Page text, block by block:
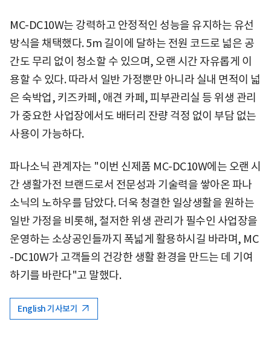
MC-DC10W는 강력하고 안정적인 성능을 유지하는 유선
방식을 채택했다. 5m 길이에 달하는 전원 코드로 넓은 공
간도 무리 없이 청소할 수 있으며, 오랜 시간 자유롭게 이
용할 수 있다. 따라서 일반 가정뿐만 아니라 실내 면적이 넓
은 숙박업, 키즈카페, 애견 카페, 피부관리실 등 위생 관리
가 중요한 사업장에서도 배터리 잔량 걱정 없이 부담 없는
사용이 가능하다.
파나소닉 관계자는 "이번 신제품 MC-DC10W에는 오랜 시
간 생활가전 브랜드로서 전문성과 기술력을 쌓아온 파나
소닉의 노하우를 담았다. 더욱 청결한 일상생활을 원하는
일반 가정을 비롯해, 철저한 위생 관리가 필수인 사업장을
운영하는 소상공인들까지 폭넓게 활용하시길 바라며, MC
-DC10W가 고객들의 건강한 생활 환경을 만드는 데 기여
하기를 바란다"고 말했다.
English 기사보기